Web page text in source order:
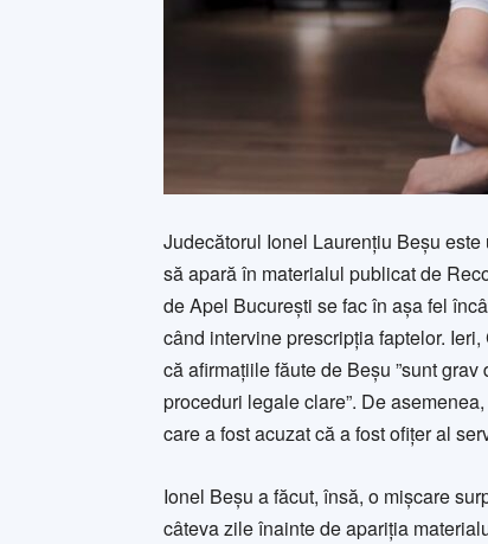
Judecătorul Ionel Laurențiu Beșu
să apară în materialul publicat de
de Apel București se fac în așa fel
când intervine prescripția faptelor.
că afirmațiile făute de Beşu ”sunt
proceduri legale clare”. De
care a fost acuzat că a fost ofițer al
Ionel Beșu a făcut, însă, o mișcare
câteva zile înainte de apariția